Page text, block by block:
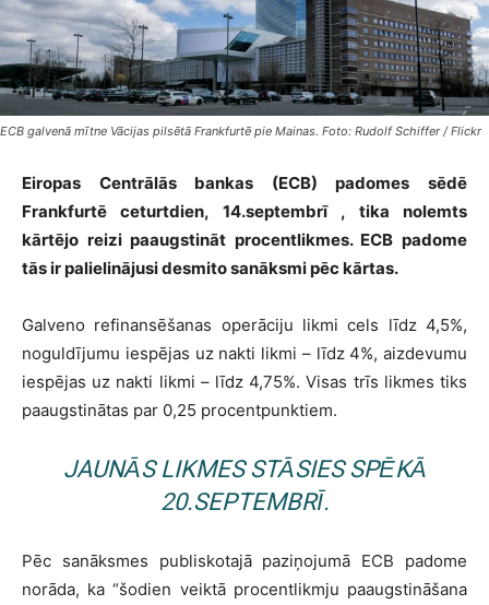
ECB galvenā mītne Vācijas pilsētā Frankfurtē pie Mainas. Foto: Rudolf Schiffer / Flickr
Eiropas Centrālās bankas (ECB) padomes sēdē
Frankfurtē ceturtdien, 14.septembrī , tika nolemts
kārtējo reizi paaugstināt procentlikmes. ECB padome
tās ir palielinājusi desmito sanāksmi pēc kārtas.
Galveno refinansēšanas operāciju likmi cels līdz 4,5%,
noguldījumu iespējas uz nakti likmi – līdz 4%, aizdevumu
iespējas uz nakti likmi – līdz 4,75%. Visas trīs likmes tiks
paaugstinātas par 0,25 procentpunktiem.
JAUNĀS LIKMES STĀSIES SPĒKĀ
20.SEPTEMBRĪ.
Pēc sanāksmes publiskotajā paziņojumā ECB padome
norāda, ka “šodien veiktā procentlikmju paaugstināšana